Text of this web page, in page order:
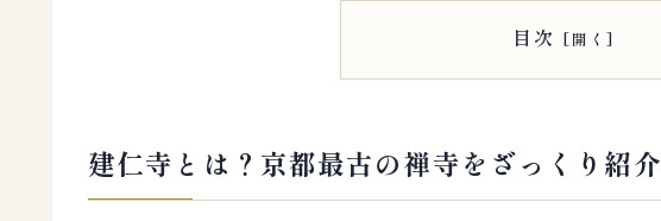
目次
建仁寺とは？京都最古の禅寺をざっくり紹介